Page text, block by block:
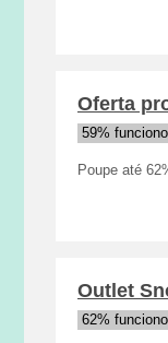
Oferta
59%
Poupe até
Outlet
62%